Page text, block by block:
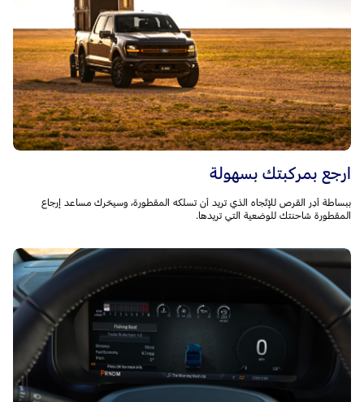
ارجع بمركبتك بسهولة
ببساطة أدِر القرص للإتّجاه الذي تريد أن تسلكه المقطورة، وسيحّرك مساعد إرجاع
المقطورة شاحنتك للوضعية التي تريدها.